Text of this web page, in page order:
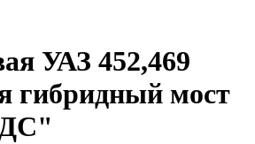
УАЗ 452,469
гибридный мост